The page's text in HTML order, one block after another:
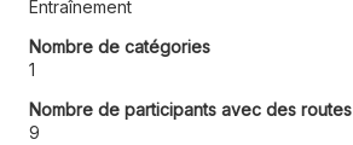
Entraînement
Nombre de catégories
1
Nombre de participants avec des routes
9